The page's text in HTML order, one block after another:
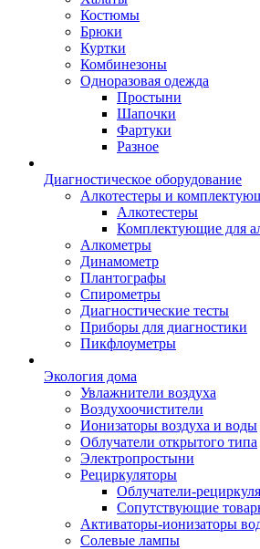
Костюмы
Брюки
Куртки
Комбинезоны
Одноразовая одежда
Простыни
Шапочки
Фартуки
Разное
Диагностическое оборудование
Алкотестеры и
Алкотестеры
Комплектующие для
Алкометры
Динамометр
Плантографы
Спирометры
Диагностические тесты
Приборы для диагностики
Пикфлоуметры
Экология дома
Увлажнители воздуха
Воздухоочистители
Ионизаторы воздуха и воды
Облучатели открытого типа
Электропростыни
Рециркуляторы
Облучатели-
Сопутствующие
Активаторы-ионизаторы
Солевые лампы